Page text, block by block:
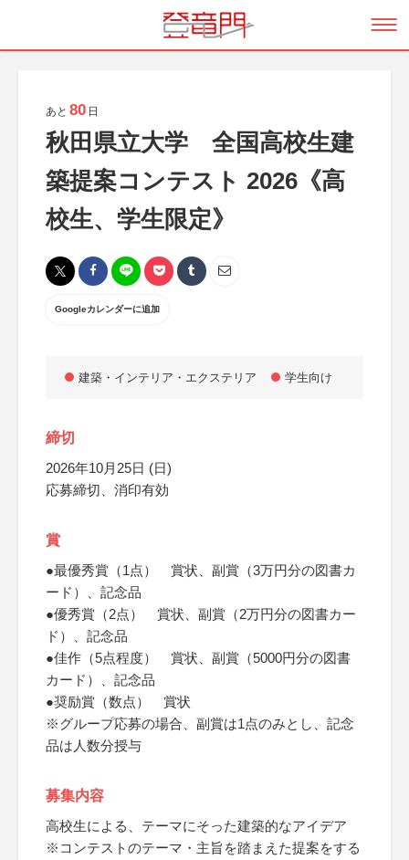
あと 80 日
秋田県立大学 全国高校生建
築提案コンテスト 2026《高
校生、学生限定》
Googleカレンダーに追加
建築・インテリア・エクステリア 学生向け
締切
2026年10月25日 (日)
応募締切、消印有効
賞
●最優秀賞（1点） 賞状、副賞（3万円分の図書カ
ード）、記念品
●優秀賞（2点） 賞状、副賞（2万円分の図書カー
ド）、記念品
●佳作（5点程度） 賞状、副賞（5000円分の図書
カード）、記念品
●奨励賞（数点） 賞状
※グループ応募の場合、副賞は1点のみとし、記念
品は人数分授与
募集内容
高校生による、テーマにそった建築的なアイデア
※コンテストのテーマ・主旨を踏まえた提案をする